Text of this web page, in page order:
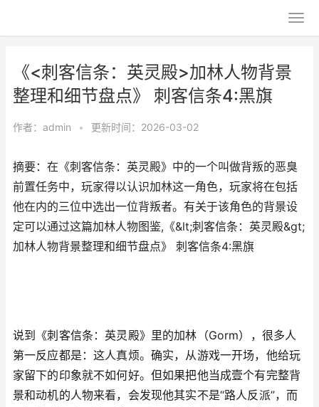
《<刺客信条：英灵殿>加林人物背景
整理和细节盘点》 刺客信条4:黑旗
作者： admin • 更新时间：2026-03-02
摘要：在《刺客信条：英灵殿》中的一个叫做背叛的恶臭
前置任务中，玩家得以认识加林这一角色，玩家将在包括
他在内的三位中选出一位背叛者。有关于该角色的背景设
定可以通过这篇加林人物图鉴,《&lt;刺客信条：英灵殿&gt;
加林人物背景整理和细节盘点》 刺客信条4:黑旗
说到《刺客信条：英灵殿》里的加林（Gorm），很多人
第一反应都是：这人真烦。确实，从游戏一开场，他给玩
家留下的印象就不如何好。但如果把他当成壹个有完整背
景和动机的人物来看，会发现他其实不是“路人反派”，而